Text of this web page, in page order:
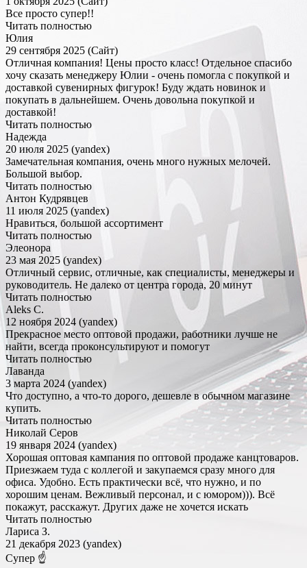
Все просто супер!!
Читать полностью
Юлия
29 сентября 2025 (Сайт)
Отличная компания! Цены просто класс! Отдельное спасибо
хочу сказать менеджеру Юлии - очень помогла с покупкой и
доставкой сувенирных фигурок! Буду ждать новинок и
покупать в дальнейшем. Очень довольна покупкой и
доставкой!
Читать полностью
Надежда
20 июля 2025 (yandex)
Замечательная компания, очень много нужных мелочей.
Большой выбор.
Читать полностью
Антон Кудрявцев
11 июля 2025 (yandex)
Нравиться, большой ассортимент
Читать полностью
Элеонора
23 мая 2025 (yandex)
Отличный сервис, отличные, как специалисты, менеджеры и
руководитель. Не далеко от центра города, 20 минут
Читать полностью
Aleks C.
12 ноября 2024 (yandex)
Прекрасное место оптовой продажи, работники лучше не
найти, всегда проконсультируют и помогут
Читать полностью
Лаванда
3 марта 2024 (yandex)
Что доступно, а что-то дорого, дешевле в обычном магазине
купить.
Читать полностью
Николай Серов
19 января 2024 (yandex)
Хорошая оптовая кампания по оптовой продаже канцтоваров.
Приезжаем туда с коллегой и закупаемся сразу много для
офиса. Удобно. Есть практически всё, что нужно, и по
хорошим ценам. Вежливый персонал, и с юмором))). Всё
покажут, расскажут. Других даже не хочется искать
Читать полностью
Лариса З.
21 декабря 2023 (yandex)
Супер ☝️